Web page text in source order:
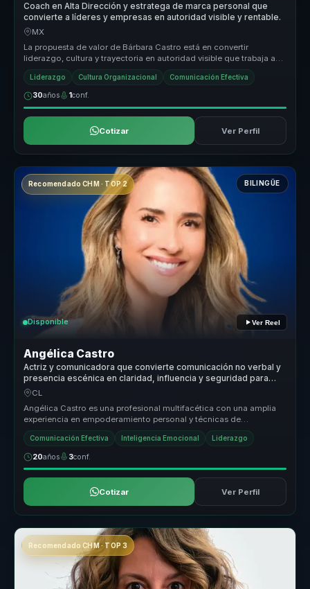
Coach en Alta Dirección y estratega de marca personal que
convierte a líderes y empresas en autoridad visible y rentable.
MX
La propuesta de valor de Bárbara Castro está en convertir
liderazgo, cultura y trayectoria en autoridad visible que trabaja a
favor del n...
Liderazgo Cultura Organizacional Comunicación Efectiva
30años 1conf.
Cotizar Ver Perfil
Recomendado CHM · TOP 2 BILINGÜE
Disponible Ver Reel
Angélica Castro
Actriz y comunicadora que convierte comunicación no verbal y
presencia escénica en claridad, influencia y seguridad para
líderes y voceros.
CL
Angélica Castro es una profesional multifacética con una amplia
experiencia en empoderamiento personal y técnicas de
reprogramación menta...
Comunicación Efectiva Inteligencia Emocional Liderazgo
20años 3conf.
Cotizar Ver Perfil
Recomendado CHM · TOP 3